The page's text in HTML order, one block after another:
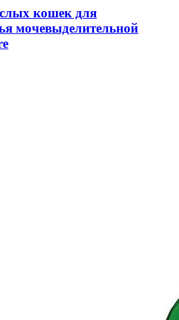
кошек для
мочевыделительной